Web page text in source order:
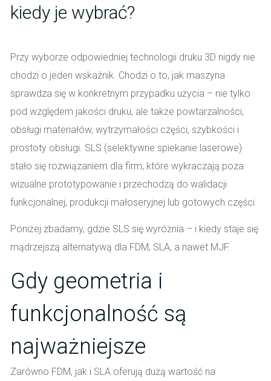
kiedy je wybrać?
Przy wyborze odpowiedniej technologii druku 3D nigdy nie
chodzi o jeden wskaźnik. Chodzi o to, jak maszyna
sprawdza się w konkretnym przypadku użycia – nie tylko
pod względem jakości druku, ale także powtarzalności,
obsługi materiałów, wytrzymałości części, szybkości i
prostoty obsługi. SLS (selektywne spiekanie laserowe)
stało się rozwiązaniem dla firm, które wykraczają poza
wizualne prototypowanie i przechodzą do walidacji
funkcjonalnej, produkcji małoseryjnej lub gotowych części.
Poniżej zbadamy, gdzie SLS się wyróżnia – i kiedy staje się
mądrzejszą alternatywą dla FDM, SLA, a nawet MJF.
Gdy geometria i
funkcjonalność są
najważniejsze
Zarówno FDM, jak i SLA oferują dużą wartość na